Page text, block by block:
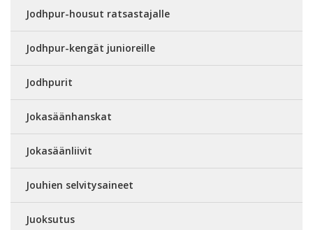
Jodhpur-housut ratsastajalle
Jodhpur-kengät junioreille
Jodhpurit
Jokasäänhanskat
Jokasäänliivit
Jouhien selvitysaineet
Juoksutus